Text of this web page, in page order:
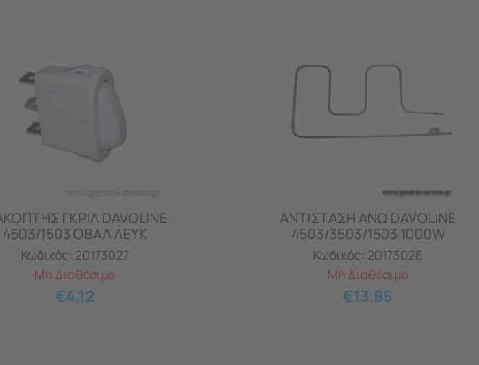
ΓΚΡΙΛ DAVOLINE
4503/1503 ΟΒΑΛ ΛΕΥΚ
Κωδικός: 20173027
Μη Διαθέσιμο
€4.12
ΑΝΤΙΣΤΑΣΗ ΑΝΩ DAVOLINE
4503/3503/1503 1000W
Κωδικός: 20173028
Μη Διαθέσιμο
€13.85